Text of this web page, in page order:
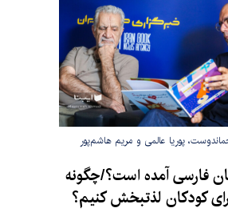
پوریا عالمی و مریم هاشم‌پور
فارسی آمده است؟/چگونه
کودکان لذتبخش کنیم؟